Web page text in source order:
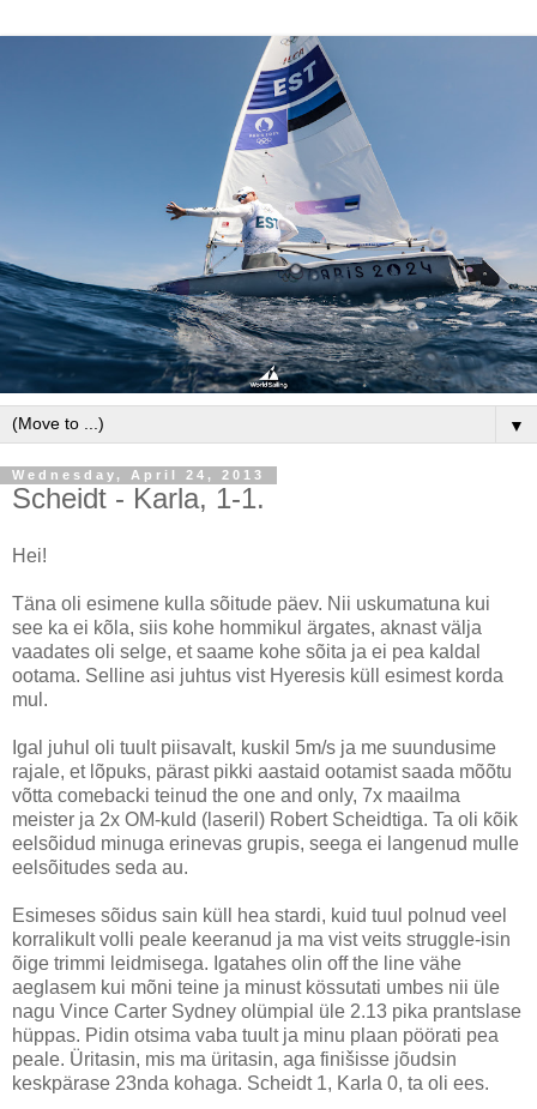
▼
Wednesday, April 24, 2013
Scheidt - Karla, 1-1.
Hei!
Täna oli esimene kulla sõitude päev. Nii uskumatuna kui
see ka ei kõla, siis kohe hommikul ärgates, aknast välja
vaadates oli selge, et saame kohe sõita ja ei pea kaldal
ootama. Selline asi juhtus vist Hyeresis küll esimest korda
mul.
Igal juhul oli tuult piisavalt, kuskil 5m/s ja me suundusime
rajale, et lõpuks, pärast pikki aastaid ootamist saada mõõtu
võtta comebacki teinud the one and only, 7x maailma
meister ja 2x OM-kuld (laseril) Robert Scheidtiga. Ta oli kõik
eelsõidud minuga erinevas grupis, seega ei langenud mulle
eelsõitudes seda au.
Esimeses sõidus sain küll hea stardi, kuid tuul polnud veel
korralikult volli peale keeranud ja ma vist veits struggle-isin
õige trimmi leidmisega. Igatahes olin off the line vähe
aeglasem kui mõni teine ja minust kössutati umbes nii üle
nagu Vince Carter Sydney olümpial üle 2.13 pika prantslase
hüppas. Pidin otsima vaba tuult ja minu plaan pöörati pea
peale. Üritasin, mis ma üritasin, aga finišisse jõudsin
keskpärase 23nda kohaga. Scheidt 1, Karla 0, ta oli ees.